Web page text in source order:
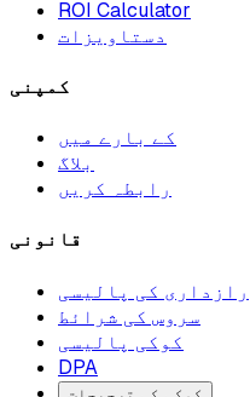
ROI Calculator
دستاویزات
کمپنی
کے بارے میں
بلاگ
رابطہ کریں
قانونی
رازداری کی پالیسی
سروس کی شرائط
کوکی پالیسی
DPA